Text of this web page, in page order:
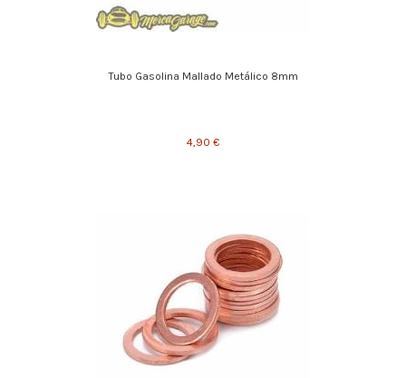
Tubo Gasolina Mallado Metálico 8mm
4,90 €